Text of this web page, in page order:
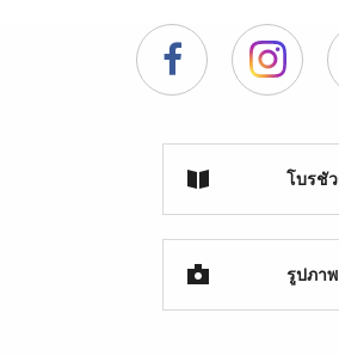
โบรชั
รูปภาพ